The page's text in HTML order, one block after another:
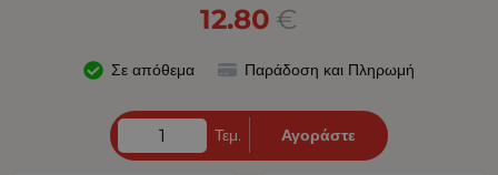
12.80 €
Σε απόθεμα Παράδοση και Πληρωμή
Τεμ. Αγοράστε